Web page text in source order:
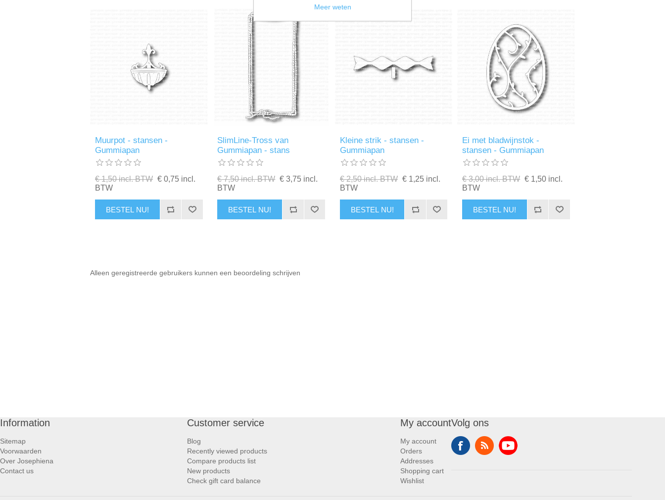
Muurpot - stansen -
Gummiapan
€ 1,50 incl. BTW € 0,75 incl.
BTW
BESTEL NU!
SlimLine-Tross van
Gummiapan - stans
€ 7,50 incl. BTW € 3,75 incl.
BTW
BESTEL NU!
Kleine strik - stansen -
Gummiapan
€ 2,50 incl. BTW € 1,25 incl.
BTW
BESTEL NU!
Ei met bladwijnstok -
stansen - Gummiapan
€ 3,00 incl. BTW € 1,50 incl.
BTW
BESTEL NU!
Alleen geregistreerde gebruikers kunnen een beoordeling schrijven
Information
Sitemap
Voorwaarden
Over Josephiena
Contact us
Customer service
Blog
Recently viewed products
Compare products list
New products
Check gift card balance
My account
My account
Orders
Addresses
Shopping cart
Wishlist
Volg ons
Meer weten